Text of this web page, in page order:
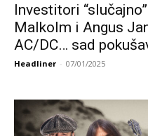
Investitori
Malkolm i Angus
AC/DC… sad
Headliner - 07/01/2025